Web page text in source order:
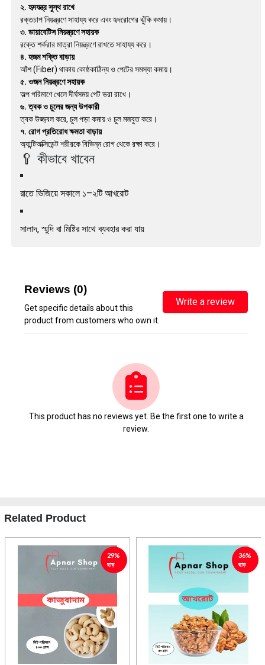
২. হৃদযন্ত্র সুস্থ রাখে
রক্তচাপ নিয়ন্ত্রণে সাহায্য করে এবং হৃদরোগের ঝুঁকি কমায়।
৩. ডায়াবেটিস নিয়ন্ত্রণে সহায়ক
রক্তে শর্করার মাত্রা নিয়ন্ত্রণে রাখতে সাহায্য করে।
৪. হজম শক্তি বাড়ায়
আঁশ (Fiber) থাকায় কোষ্ঠকাঠিন্য ও পেটের সমস্যা কমায়।
৫. ওজন নিয়ন্ত্রণে সহায়ক
অল্প পরিমাণে খেলে দীর্ঘসময় পেট ভরা রাখে।
৬. ত্বক ও চুলের জন্য উপকারী
ত্বক উজ্জ্বল করে, চুল পড়া কমায় ও চুল মজবুত করে।
৭. রোগ প্রতিরোধ ক্ষমতা বাড়ায়
অ্যান্টিঅক্সিডেন্ট শরীরকে বিভিন্ন রোগ থেকে রক্ষা করে।
🥄 কীভাবে খাবেন
রাতে ভিজিয়ে সকালে ১–২টি আখরোট
সালাদ, স্মুদি বা মিষ্টির সাথে ব্যবহার করা যায়
Reviews (0)
Get specific details about this
product from customers who own it.
Write a review
This product has no reviews yet. Be the first one to write a
review.
Related Product
29%
ছাড়
36%
ছাড়